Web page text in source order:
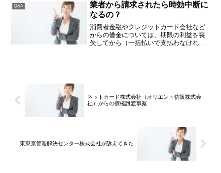
内容のご提案書が届くこと...
Q&A
業者から請求されたら時効中断に
なるの？
消費者金融やクレジットカード会社など
からの借金については、期限の利益を喪
失してから（一括払いで支払わなければ
ネットカード株式会社（オリエント信販株式会
社）からの債権譲渡事案
東東京管理解決センター株式会社が訴えてきた